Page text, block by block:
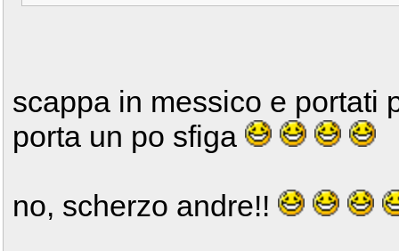
scappa in messico e portati
porta un po sfiga
no, scherzo andre!!